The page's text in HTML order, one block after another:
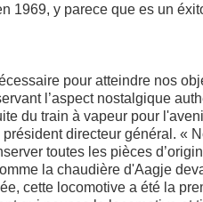
1969, y parece que es un
pour atteindre nos
l’aspect nostalgique
du train à vapeur pour
directeur général. «
toutes les pièces
la chaudière d'Aagje
cette locomotive a été la